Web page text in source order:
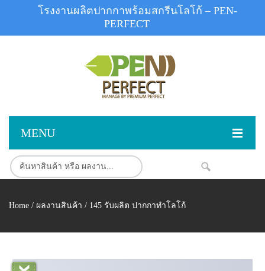
MENU
หน้าแรก
ปากกาโลหะ
ปากกาเน้นข้อความ
สินค้าสต็อก
ผลงานสินค้า
ผลงานโรงงานปากกา
ติดต่อเรา
Home / ผลงานสินค้า / 145 รับผลิต ปากกาทำโลโก้
โรงงานผลิตปากกาพร้อมสกรีนโลโก้ – PEN-
PERFECT